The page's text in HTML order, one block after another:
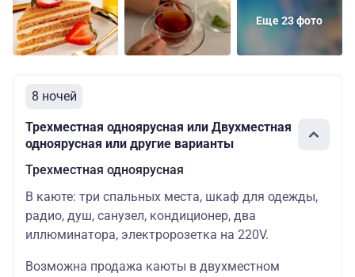
Еще 23 фото
8 ночей
Трехместная одноярусная или Двухместная
одноярусная или другие варианты
Трехместная одноярусная
В каюте: три спальных места, шкаф для одежды,
радио, душ, санузел, кондиционер, два
иллюминатора, электророзетка на 220V.
Возможна продажа каюты в двухместном